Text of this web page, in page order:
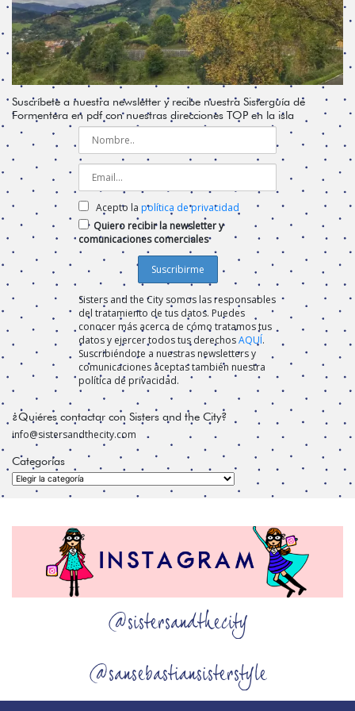
Suscríbete a nuestra newsletter y recibe nuestra Sisterguía de
Formentera en pdf con nuestras direcciones TOP en la isla
Acepto la política de privacidad
Quiero recibir la newsletter y
comunicaciones comerciales
Sisters and the City somos las responsables
del tratamiento de tus datos. Puedes
conocer más acerca de cómo tratamos tus
datos y ejercer todos tus derechosAQUÍ.
Suscribiéndote a nuestras newsletters y
comunicaciones aceptas también nuestra
política de privacidad.
¿Quiéres contactar con Sisters and the City?
info@sistersandthecity.com
Categorías
Categorías
@sistersandthecity
@sansebastiansisterstyle